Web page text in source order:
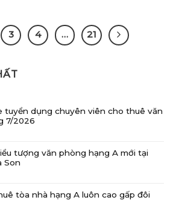
3 4 … 21
tuyển dụng chuyên viên cho thuê văn
7/2026
tượng văn phòng hạng A mới tại
Son
tòa nhà hạng A luôn cao gấp đôi